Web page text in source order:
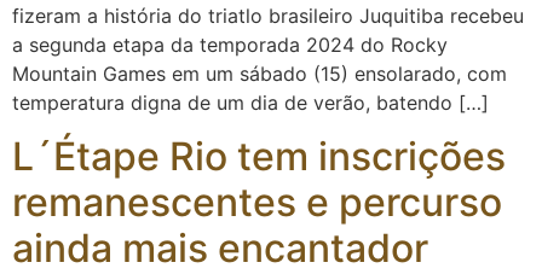
fizeram a história do triatlo brasileiro Juquitiba recebeu
a segunda etapa da temporada 2024 do Rocky
Mountain Games em um sábado (15) ensolarado, com
temperatura digna de um dia de verão, batendo […]
L´Étape Rio tem inscrições
remanescentes e percurso
ainda mais encantador